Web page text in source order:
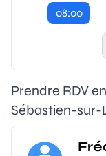
08:00
Prendre RDV
Sébastien-sur-